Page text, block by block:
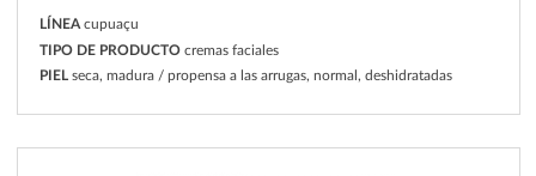
LÍNEA cupuaçu
TIPO DE PRODUCTO cremas faciales
PIEL seca, madura / propensa a las arrugas, normal, deshidratadas